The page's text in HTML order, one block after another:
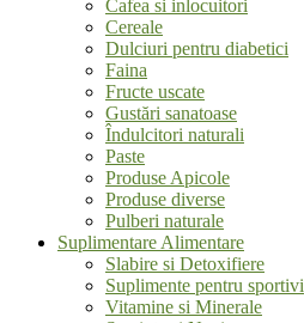
Cafea si inlocuitori
Cereale
Dulciuri pentru diabetici
Faina
Fructe uscate
Gustări sanatoase
Îndulcitori naturali
Paste
Produse Apicole
Produse diverse
Pulberi naturale
Suplimentare Alimentare
Slabire si Detoxifiere
Suplimente pentru sportivi
Vitamine si Minerale